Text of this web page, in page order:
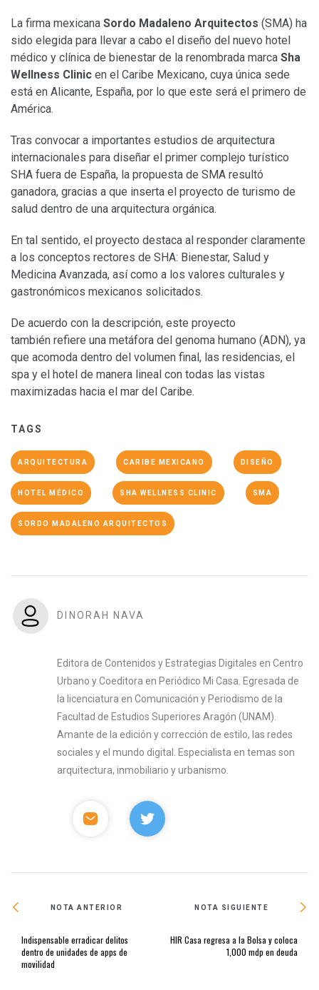
La firma mexicana Sordo Madaleno Arquitectos (SMA) ha
sido elegida para llevar a cabo el diseño del nuevo hotel
médico y clínica de bienestar de la renombrada marca Sha
Wellness Clinic en el Caribe Mexicano, cuya única sede
está en Alicante, España, por lo que este será el primero de
América.
Tras convocar a importantes estudios de arquitectura
internacionales para diseñar el primer complejo turístico
SHA fuera de España, la propuesta de SMA resultó
ganadora, gracias a que inserta el proyecto de turismo de
salud dentro de una arquitectura orgánica.
En tal sentido, el proyecto destaca al responder claramente
a los conceptos rectores de SHA: Bienestar, Salud y
Medicina Avanzada, así como a los valores culturales y
gastronómicos mexicanos solicitados.
De acuerdo con la descripción, este proyecto
también refiere una metáfora del genoma humano (ADN), ya
que acomoda dentro del volumen final, las residencias, el
spa y el hotel de manera lineal con todas las vistas
maximizadas hacia el mar del Caribe.
TAGS
ARQUITECTURA CARIBE MEXICANO DISEÑO
HOTEL MÉDICO SHA WELLNESS CLINIC SMA
SORDO MADALENO ARQUITECTOS
DINORAH NAVA
Editora de Contenidos y Estrategias Digitales en Centro
Urbano y Coeditora en Periódico Mi Casa. Egresada de
la licenciatura en Comunicación y Periodismo de la
Facultad de Estudios Superiores Aragón (UNAM).
Amante de la edición y corrección de estilo, las redes
sociales y el mundo digital. Especialista en temas son
arquitectura, inmobiliario y urbanismo.
NOTA ANTERIOR
Indispensable erradicar delitos
dentro de unidades de apps de
movilidad
NOTA SIGUIENTE
HIR Casa regresa a la Bolsa y coloca
1,000 mdp en deuda